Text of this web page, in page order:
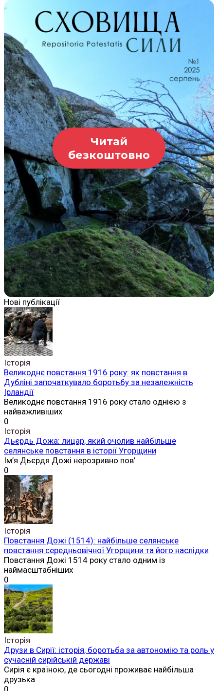
Читай
безкоштовно
Нові публікації
Історія
Великоднє повстання 1916 року: як повстання в
Дубліні започаткувало боротьбу за незалежність
Ірландії
Великоднє повстання 1916 року стало однією з
найважливіших
0
Історія
Дьєрдь Дожа: лицар, який очолив найбільше
селянське повстання в історії Угорщини
Ім’я Дьєрдя Дожі нерозривно пов’
0
Історія
Повстання Дожі (1514): найбільше селянське
повстання середньовічної Угорщини та його наслідки
Повстання Дожі 1514 року стало одним із
наймасштабніших
0
Історія
Друзи в Сирії: історія, боротьба за автономію та роль у
сучасній сирійській державі
Сирія є країною, де сьогодні проживає найбільша
друзька
0